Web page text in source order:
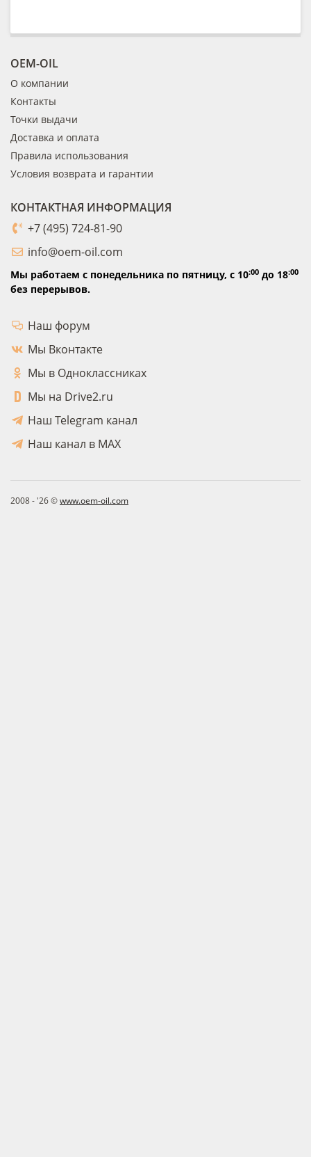
OEM-OIL
О компании
Контакты
Точки выдачи
Доставка и оплата
Правила использования
Условия возврата и гарантии
КОНТАКТНАЯ ИНФОРМАЦИЯ
+7 (495) 724-81-90
info@oem-oil.com
Мы работаем с понедельника по пятницу, с 10:00 до 18:00
без перерывов.
Наш форум
Мы Вконтакте
Мы в Одноклассниках
Мы на Drive2.ru
Наш Telegram канал
Наш канал в MAX
2008 - '26 ©www.oem-oil.com